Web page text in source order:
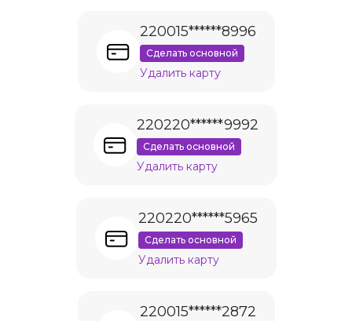
220015******8996
Сделать основной
Удалить карту
220220******9992
Сделать основной
Удалить карту
220220******5965
Сделать основной
Удалить карту
220015******2872